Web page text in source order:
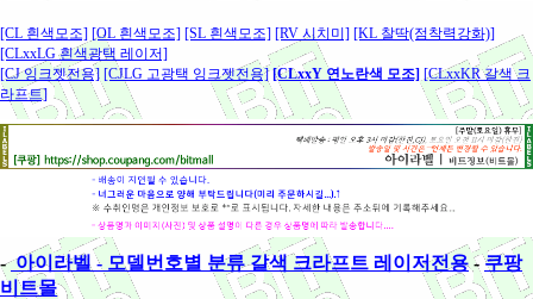
[CL 흰색모조] [OL 흰색모조] [SL 흰색모조] [RV 시치미] [KL 찰딱(점착력강화)]
[CLxxLG 흰색광택 레이저]
[CJ 잉크젯전용] [CJLG 고광택 잉크젯전용] [CLxxY 연노란색 모조] [CLxxKR 갈색 크
라프트]
-아이라벨 - 모델번호별 분류 갈색 크라프트 레이저전용-쿠팡
비트몰